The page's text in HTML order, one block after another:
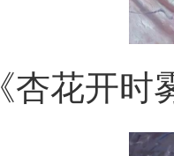
《杏花开